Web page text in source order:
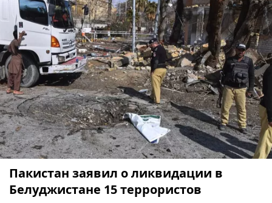
Пакистан заявил о ликвидации в
Белуджистане 15 террористов